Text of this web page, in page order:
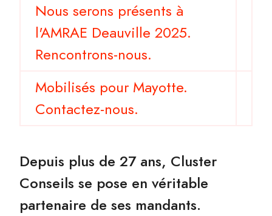
Nous serons présents à
l'AMRAE Deauville 2025.
Rencontrons-nous.
Mobilisés pour Mayotte.
Contactez-nous.
Depuis plus de 27 ans, Cluster
Conseils se pose en véritable
partenaire de ses mandants.